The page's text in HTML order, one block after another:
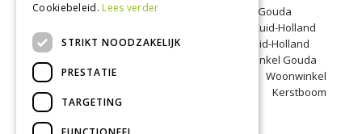
Tuincentrum Gouda
Tuinmeubelen Gouda
Graszoden Zuid-Holland
Kinderboerderij Gouda
Tuincentrum Zuid-Holland
Oranjeband zaden
Dierenwinkel Gouda
BBQ Gouda
Tuinmeubelen Zuid-Holland
Woonwinkel
Zuid-Holland
Kerstboom
Bergambacht
Cookiebeleid.Lees verder
STRIKT NOODZAKELIJK
PRESTATIE
TARGETING